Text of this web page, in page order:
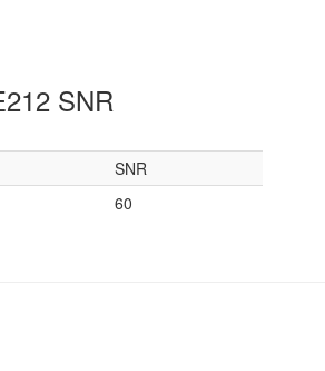
SNR
SNR
60